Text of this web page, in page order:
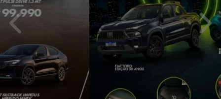
templates.template-